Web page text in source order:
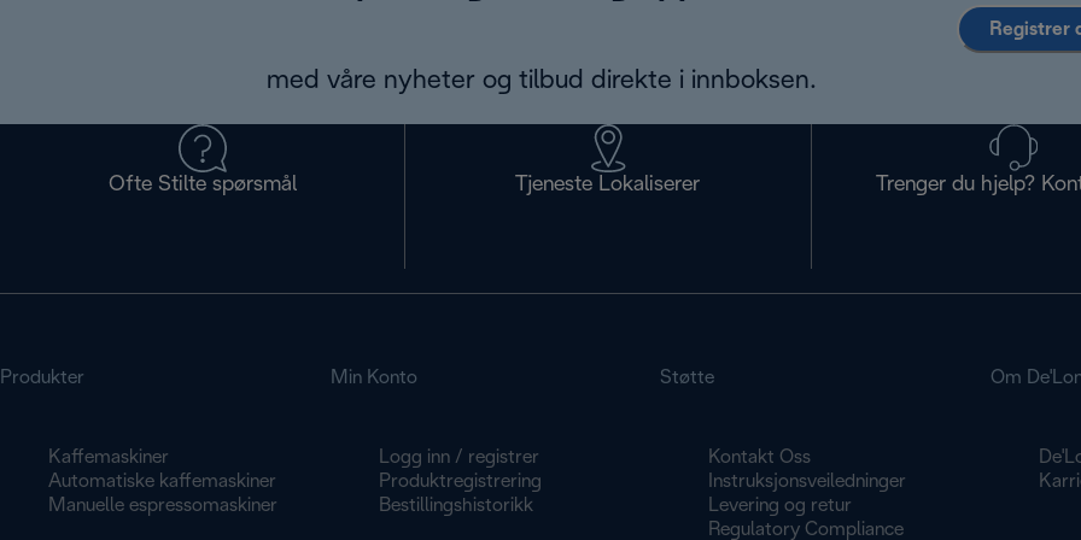
med våre nyheter og tilbud direkte i innboksen.
Registrer
Ofte Stilte spørsmål Tjeneste Lokaliserer Trenger du hjelp?
Produkter
Kaffemaskiner
Automatiske kaffemaskiner
Manuelle espressomaskiner
Min Konto
Logg inn / registrer
Produktregistrering
Bestillingshistorikk
Støtte
Kontakt Oss
Instruksjonsveiledninger
Levering og retur
Regulatory Compliance
Om